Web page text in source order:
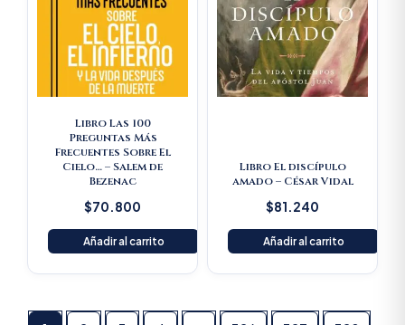
Libro Las 100
Preguntas Más
Frecuentes Sobre El
Cielo… – Salem de
Bezenac
$70.800
Añadir al carrito
Libro El discípulo
amado – César Vidal
$81.240
Añadir al carrito